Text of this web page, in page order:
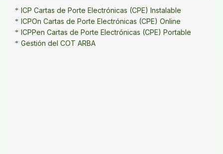
ICP Cartas de Porte Electrónicas (CPE) Instalable
ICPOn Cartas de Porte Electrónicas (CPE) Online
ICPPen Cartas de Porte Electrónicas (CPE) Portable
Gestión del COT ARBA